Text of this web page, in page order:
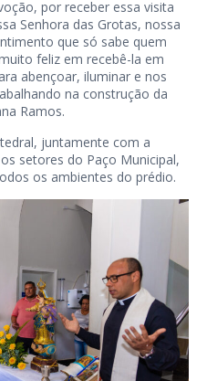
por receber essa visita
Senhora das Grotas, nossa
que só sabe quem
feliz em recebê-la em
abençoar, iluminar e nos
na construção da
Ramos.
juntamente com a
setores do Paço Municipal,
os ambientes do prédio.